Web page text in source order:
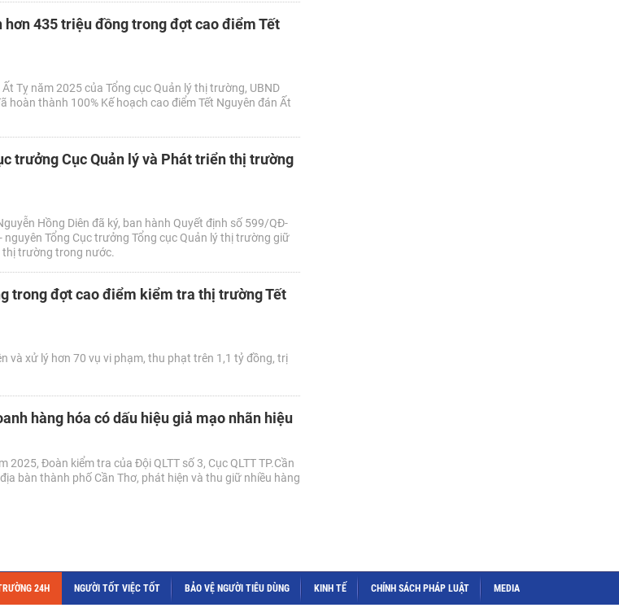
hơn 435 triệu đồng trong đợt cao điểm Tết
Tỵ năm 2025 của Tổng cục Quản lý thị trường, UBND
hoàn thành 100% Kế hoạch cao điểm Tết Nguyên đán Ất
trưởng Cục Quản lý và Phát triển thị trường
Hồng Diên đã ký, ban hành Quyết định số 599/QĐ-
nguyên Tổng Cục trưởng Tổng cục Quản lý thị trường giữ
thị trường trong nước.
trong đợt cao điểm kiểm tra thị trường Tết
và xử lý hơn 70 vụ vi phạm, thu phạt trên 1,1 tỷ đồng, trị
hàng hóa có dấu hiệu giả mạo nhãn hiệu
Đoàn kiểm tra của Đội QLTT số 3, Cục QLTT TP.Cần
bàn thành phố Cần Thơ, phát hiện và thu giữ nhiều hàng
24H NGƯỜI TỐT VIỆC TỐT BẢO VỆ NGƯỜI TIÊU DÙNG KINH TẾ CHÍNH SÁCH PHÁP LUẬT MEDIA